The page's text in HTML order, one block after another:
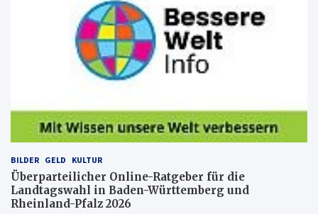
BILDER GELD KULTUR
Überparteilicher Online-Ratgeber für die
Landtagswahl in Baden-Württemberg und
Rheinland-Pfalz 2026